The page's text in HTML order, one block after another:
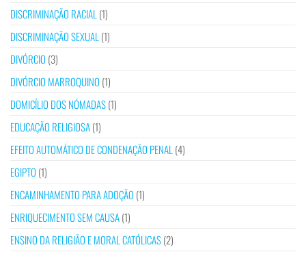
DISCRIMINAÇÃO RACIAL (1)
DISCRIMINAÇÃO SEXUAL (1)
DIVÓRCIO (3)
DIVÓRCIO MARROQUINO (1)
DOMICÍLIO DOS NÓMADAS(1)
EDUCAÇÃO RELIGIOSA(1)
EFEITO AUTOMÁTICO DE CONDENAÇÃO PENAL (4)
EGIPTO (1)
ENCAMINHAMENTO PARA ADOÇÃO (1)
ENRIQUECIMENTO SEM CAUSA(1)
ENSINO DA RELIGIÃO E MORAL CATÓLICAS(2)